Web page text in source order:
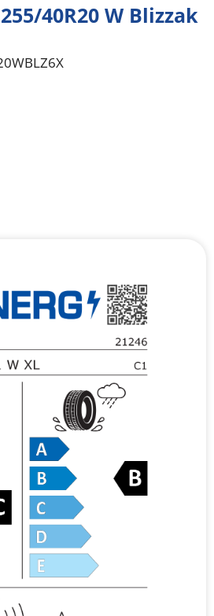
40R20 W Blizzak